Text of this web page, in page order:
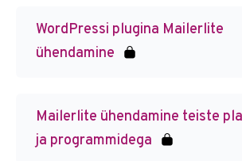
WordPressi plugina Mailerlite
ühendamine
Mailerlite ühendamine teiste
ja programmidega